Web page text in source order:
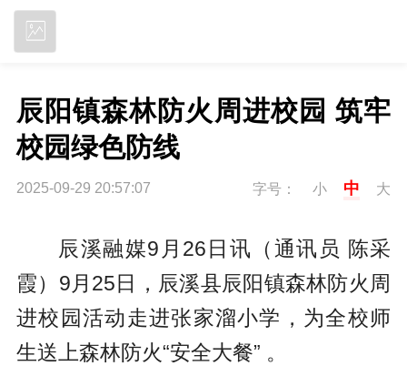
辰阳镇森林防火周进校园 筑牢
校园绿色防线
2025-09-29 20:57:07 字号： 小 中 大
辰溪融媒9月26日讯（通讯员 陈采
霞）9月25日，辰溪县辰阳镇森林防火周
进校园活动走进张家溜小学，为全校师
生送上森林防火“安全大餐” 。